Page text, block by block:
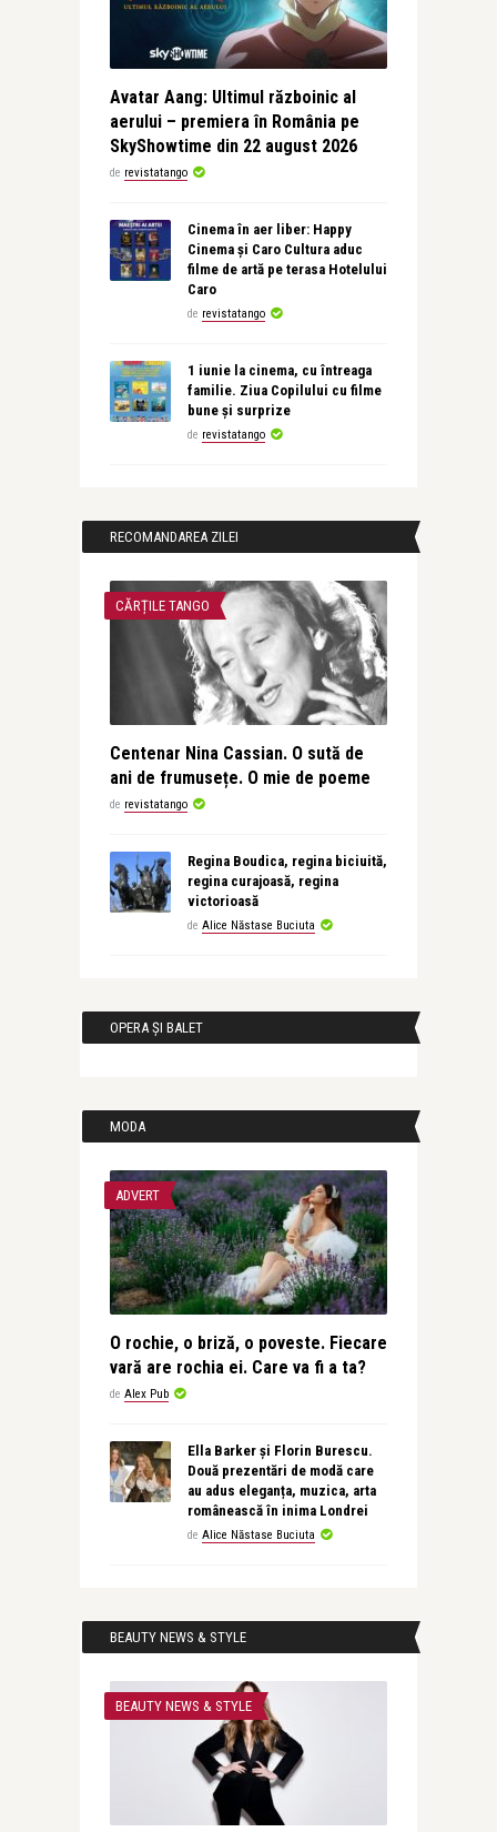
Avatar Aang: Ultimul războinic al
aerului – premiera în România pe
SkyShowtime din 22 august 2026
de revistatango
Cinema în aer liber: Happy
Cinema și Caro Cultura aduc
filme de artă pe terasa Hotelului
Caro
de revistatango
1 iunie la cinema, cu întreaga
familie. Ziua Copilului cu filme
bune și surprize
de revistatango
RECOMANDAREA ZILEI
CĂRȚILE TANGO
Centenar Nina Cassian. O sută de
ani de frumusețe. O mie de poeme
de revistatango
Regina Boudica, regina biciuită,
regina curajoasă, regina
victorioasă
de Alice Năstase Buciuta
OPERA ȘI BALET
MODA
ADVERT
O rochie, o briză, o poveste. Fiecare
vară are rochia ei. Care va fi a ta?
de Alex Pub
Ella Barker și Florin Burescu.
Două prezentări de modă care
au adus eleganța, muzica, arta
românească în inima Londrei
de Alice Năstase Buciuta
BEAUTY NEWS & STYLE
BEAUTY NEWS & STYLE